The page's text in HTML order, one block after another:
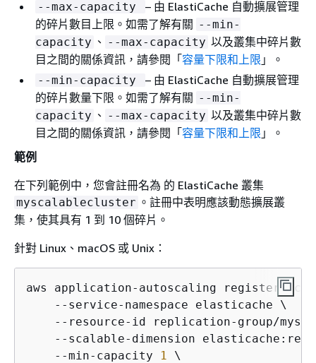
--max-capacity
– 由 ElastiCache 自動擴展管理
的碎片數目上限。如需了解有關 --min-
capacity 、 --max-capacity 以及叢集中碎片數
目之間的關係資訊，請參閱「容量下限和上限 」。
--min-capacity
– 由 ElastiCache 自動擴展管理
的碎片數量下限。如需了解有關 --min-
capacity 、 --max-capacity 以及叢集中碎片數
目之間的關係資訊，請參閱「容量下限和上限 」。
範例
在下列範例中，您會註冊名為 的 ElastiCache 叢集
myscalablecluster 。註冊中表明應該動態擴展叢
集，使其具有 1 到 10 個碎片。
針對 Linux、macOS 或 Unix：
aws application-autoscaling register-
    --service-namespace elasticache \
--resource-id replication-group/
--scalable-dimension
    --min-capacity
1 \